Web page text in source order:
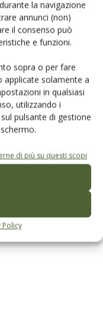
la navigazione
annunci (non)
il consenso può
e funzioni.
sopra o per fare
applicate solamente a
in qualsiasi
utilizzando i
pulsante di gestione
di più su questi scopi
Policy
legale Via Eritrea 21 -
al Registro delle
2014. Precedentemente
04/03/1998
conv. L. 46/2004, art. 1c.1: